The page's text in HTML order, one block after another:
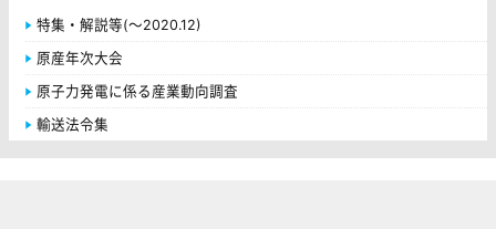
特集・解説等(～2020.12)
原産年次大会
原子力発電に係る産業動向調査
輸送法令集